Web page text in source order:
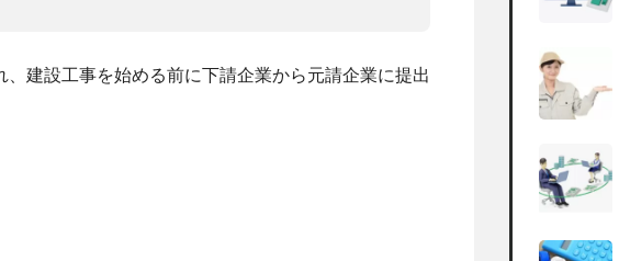
建設工事を始める前に下請企業から元請企業に提出